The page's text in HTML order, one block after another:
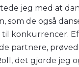
jeg med at
som de også
til konkurrencer.
partnere,
det gjorde jeg